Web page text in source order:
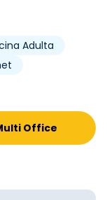
Adulta
Office